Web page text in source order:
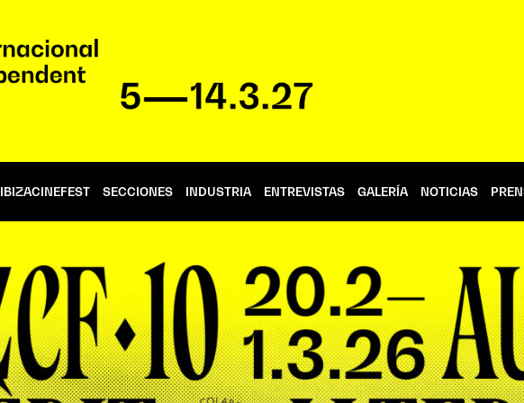
IBIZACINEFEST SECCIONES INDUSTRIA ENTREVISTAS GALERÍA NOTICIAS